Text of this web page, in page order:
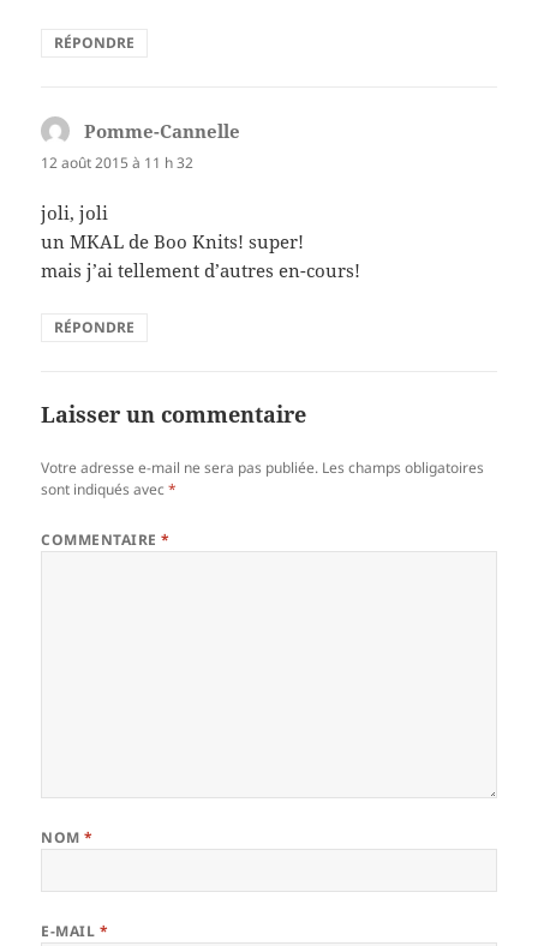
RÉPONDRE
Pomme-Cannelle
12 août 2015 à 11 h 32
joli, joli
un MKAL de Boo Knits! super!
mais j’ai tellement d’autres en-cours!
RÉPONDRE
Laisser un commentaire
Votre adresse e-mail ne sera pas publiée. Les champs obligatoires
sont indiqués avec*
COMMENTAIRE*
NOM*
E-MAIL *